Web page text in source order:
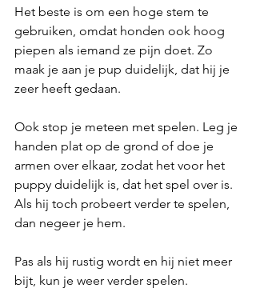
Het beste is om een hoge stem te
gebruiken, omdat honden ook hoog
piepen als iemand ze pijn doet. Zo
maak je aan je pup duidelijk, dat hij je
zeer heeft gedaan.
Ook stop je meteen met spelen. Leg je
handen plat op de grond of doe je
armen over elkaar, zodat het voor het
puppy duidelijk is, dat het spel over is.
Als hij toch probeert verder te spelen,
dan negeer je hem.
Pas als hij rustig wordt en hij niet meer
bijt, kun je weer verder spelen.